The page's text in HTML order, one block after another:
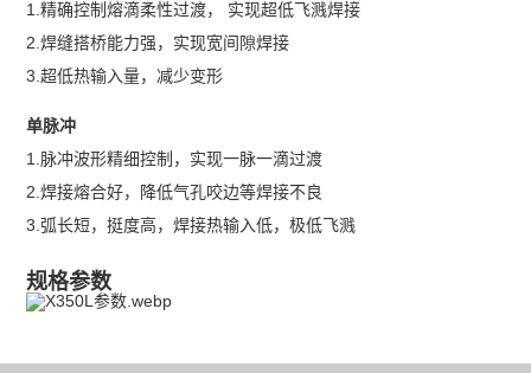
1.精确控制熔滴柔性过渡， 实现超低飞溅焊接
2.焊缝搭桥能力强，实现宽间隙焊接
3.超低热输入量，减少变形
单脉冲
1.脉冲波形精细控制，实现一脉一滴过渡
2.焊接熔合好，降低气孔咬边等焊接不良
3.弧长短，挺度高，焊接热输入低，极低飞溅
规格参数